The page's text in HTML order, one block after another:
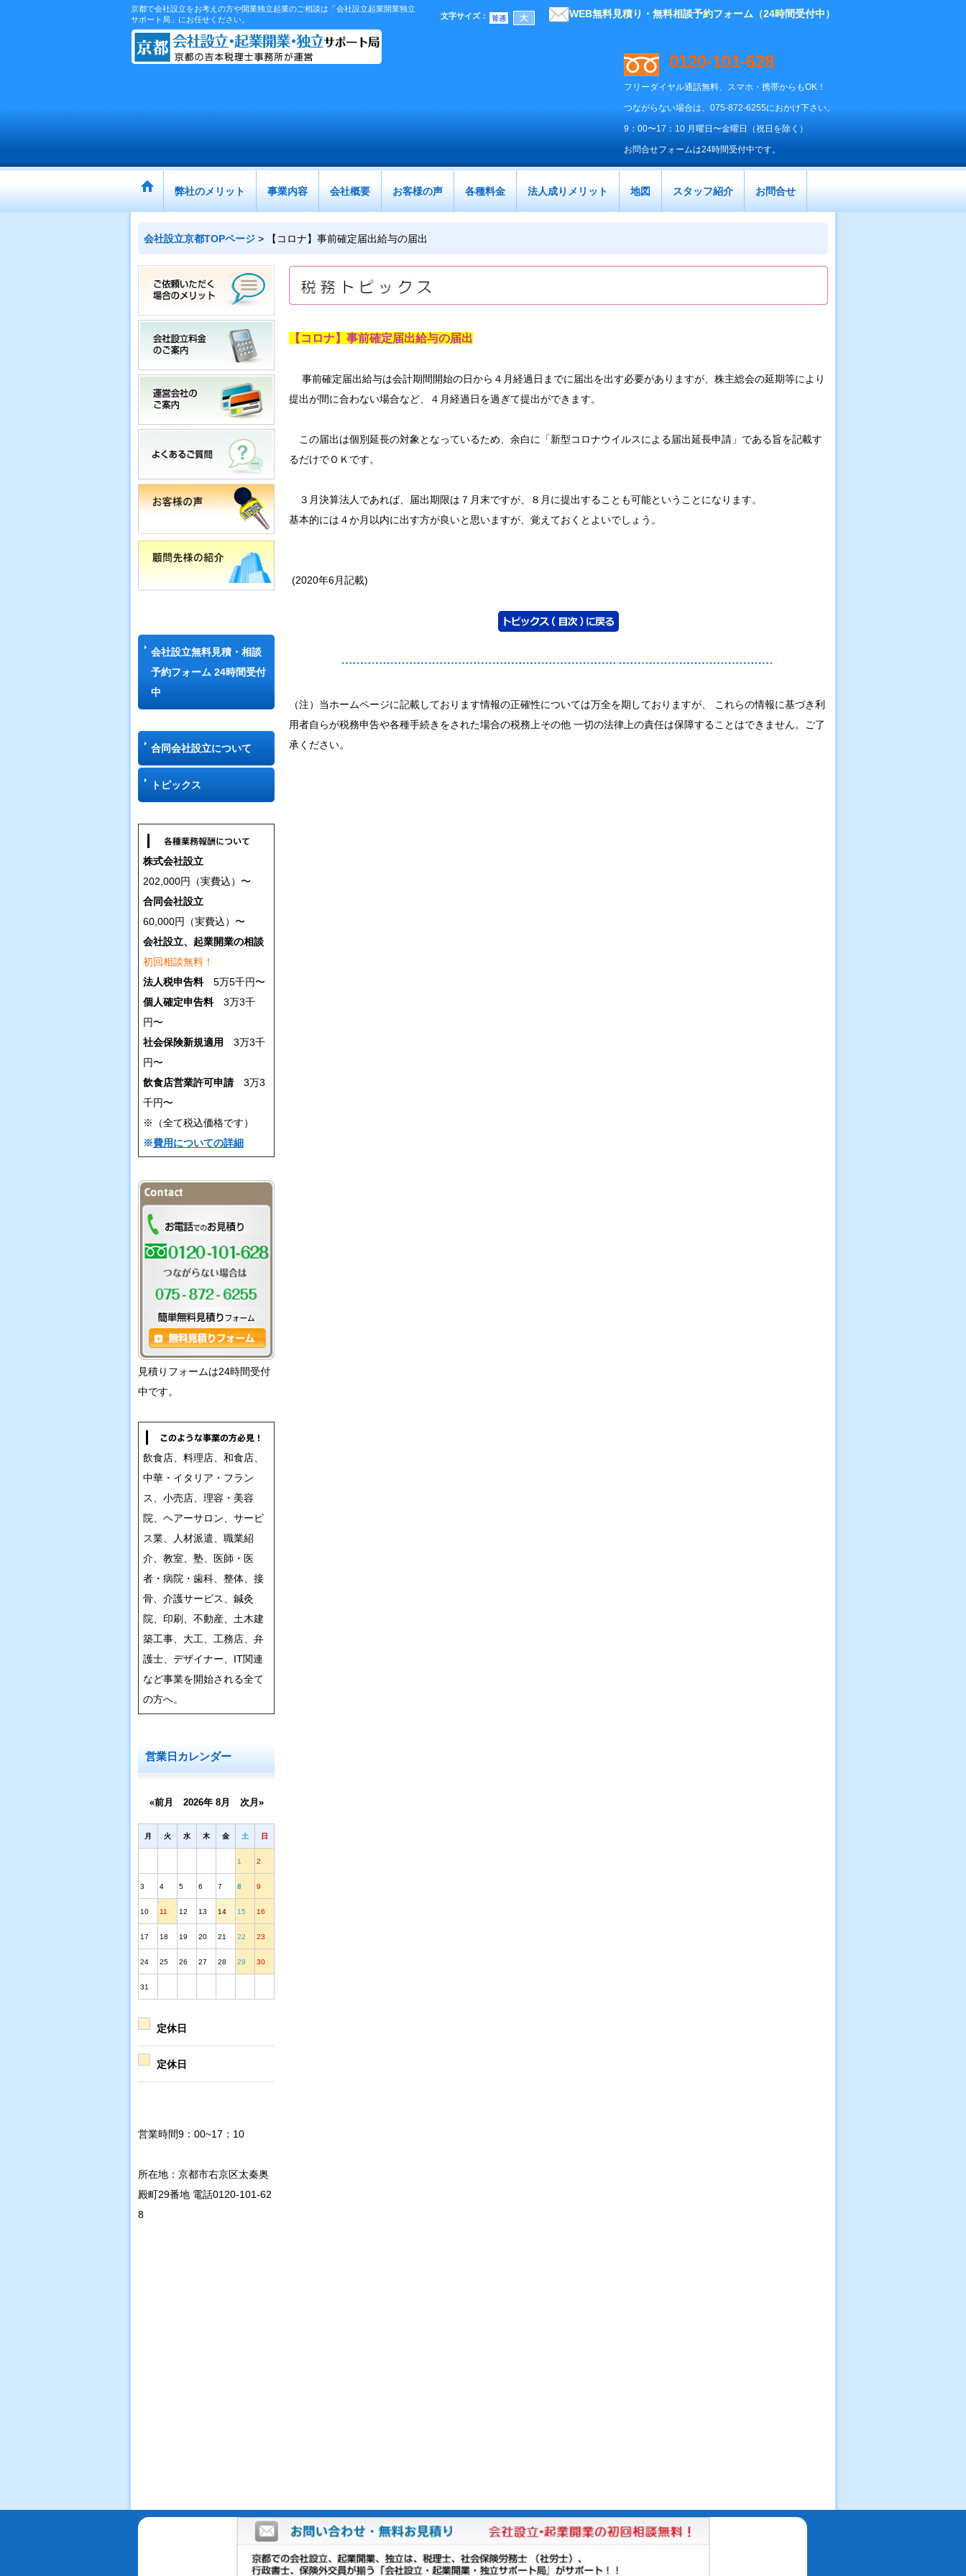
京都で会社設立をお考えの方や開業独立起業のご相談は「会社設立起業開業独立
サポート局」にお任せください。
WEB無料見積り・無料相談予約フォーム（24時間受付中）
文字サイズ：
0120-101-628
フリーダイヤル通話無料、スマホ・携帯からもOK！
つながらない場合は、075-872-6255におかけ下さい。
9：00〜17：10 月曜日〜金曜日（祝日を除く）
お問合せフォームは24時間受付中です。
弊社のメリット 事業内容 会社概要 お客様の声 各種料金 法人成りメリット 地図 スタッフ紹介 お問合せ
会社設立京都TOPページ > 【コロナ】事前確定届出給与の届出
会社設立無料見積・相談
予約フォーム 24時間受付
中
合同会社設立について
トピックス
株式会社設立
202,000円（実費込）〜
合同会社設立
60,000円（実費込）〜
会社設立、起業開業の相談
初回相談無料！
法人税申告料5万5千円〜
個人確定申告料3万3千
円〜
社会保険新規適用 3万3千
円〜
飲食店営業許可申請3万3
千円〜
※（全て税込価格です）
※費用についての詳細
見積りフォームは24時間受付
中です。
飲食店、料理店、和食店、
中華・イタリア・フラン
ス、小売店、理容・美容
院、ヘアーサロン、サービ
ス業、人材派遣、職業紹
介、教室、塾、医師・医
者・病院・歯科、整体、接
骨、介護サービス、鍼灸
院、印刷、不動産、土木建
築工事、大工、工務店、弁
護士、デザイナー、IT関連
など事業を開始される全て
の方へ。
営業日カレンダー
«前月 2026年 8月 次月»
月 火 水 木 金 土 日
1 2
3 4 5 6 7 8 9
10 11 12 13 14 15 16
17 18 19 20 21 22 23
24 25 26 27 28 29 30
31
定休日
定休日
営業時間9：00~17：10
所在地：京都市右京区太秦奥
殿町29番地 電話0120-101-62
8
【コロナ】事前確定届出給与の届出
事前確定届出給与は会計期間開始の日から４月経過日までに届出を出す必要がありますが、株主総会の延期等により
提出が間に合わない場合など、４月経過日を過ぎて提出ができます。
この届出は個別延長の対象となっているため、余白に「新型コロナウイルスによる届出延長申請」である旨を記載す
るだけでＯＫです。
３月決算法人であれば、届出期限は７月末ですが、８月に提出することも可能ということになります。
基本的には４か月以内に出す方が良いと思いますが、覚えておくとよいでしょう。
(2020年6月記載)
（注）当ホームページに記載しております情報の正確性については万全を期しておりますが、 これらの情報に基づき利
用者自らが税務申告や各種手続きをされた場合の税務上その他 一切の法律上の責任は保障することはできません。ご了
承ください。